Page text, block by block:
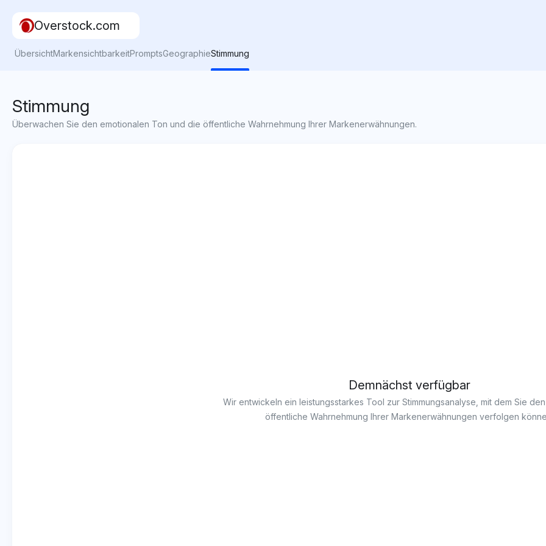
Overstock.com
ÜbersichtMarkensichtbarkeitPromptsGeographieStimmung
Stimmung
Überwachen Sie den emotionalen Ton und die öffentliche Wahrnehmung Ihrer Markenerwähnungen.
Demnächst verfügbar
Wir entwickeln ein leistungsstarkes Tool zur Stimmungsanalyse, mit dem Sie
öffentliche Wahrnehmung Ihrer Markenerwähnungen verfolgen